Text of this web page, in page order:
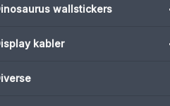
wallstickers
kabler